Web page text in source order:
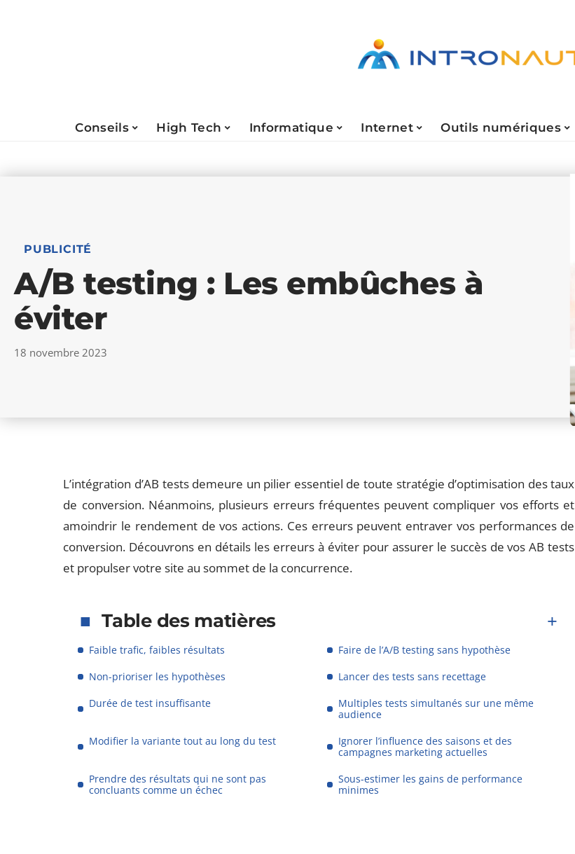
Conseils High Tech Informatique Internet Outils numériques
PUBLICITÉ
A/B testing : Les embûches à
éviter
18 novembre 2023
L’intégration d’AB tests demeure un pilier essentiel de toute stratégie d’optimisation des taux
de conversion. Néanmoins, plusieurs erreurs fréquentes peuvent compliquer vos efforts et
amoindrir le rendement de vos actions. Ces erreurs peuvent entraver vos performances de
conversion. Découvrons en détails les erreurs à éviter pour assurer le succès de vos AB tests
et propulser votre site au sommet de la concurrence.
Table des matières
Faible trafic, faibles résultats
Faire de l’A/B testing sans hypothèse
Non-prioriser les hypothèses
Lancer des tests sans recettage
Durée de test insuffisante
Multiples tests simultanés sur une même
audience
Modifier la variante tout au long du test
Ignorer l’influence des saisons et des
campagnes marketing actuelles
Prendre des résultats qui ne sont pas
concluants comme un échec
Sous-estimer les gains de performance
minimes